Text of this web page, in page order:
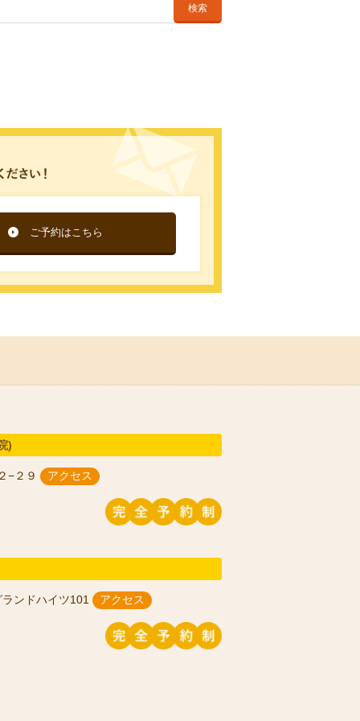
検索
ご予約はこちら
)
−２９ アクセス
ンドハイツ101 アクセス